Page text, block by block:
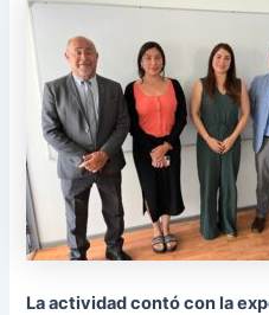
La actividad contó con la